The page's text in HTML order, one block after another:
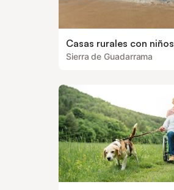
Casas rurales con niños
Sierra de Guadarrama